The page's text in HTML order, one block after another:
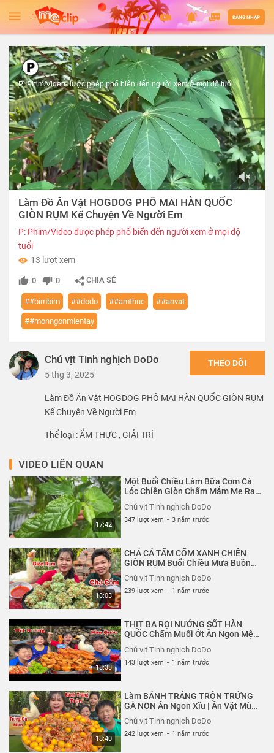
ĐĂNG NHẬP
16:59
P: Phim/Video được phép phổ biến đến người xem ở mọi độ tuổi
Làm Đồ Ăn Vặt HOGDOG PHÔ MAI HÀN QUỐC
GIÒN RỤM Kể Chuyện Về Người Em
P: Phim/Video được phép phổ biến đến người xem ở mọi độ
tuổi
13 lượt xem
0 0 CHIA SẺ
##bimbim ##dodo ##amthuc ##anvat
##monngonmientay
Chú vịt Tinh nghịch DoDo
5 thg 3, 2025
THEO DÕI
Làm Đồ Ăn Vặt HOGDOG PHÔ MAI HÀN QUỐC GIÒN RỤM
Kể Chuyện Về Người Em
Thể loại :ẨM THỰC , GIẢI TRÍ
VIDEO LIÊN QUAN
17:42
Một Buổi Chiều Làm Bữa Cơm Cá
Lóc Chiên Giòn Chấm Mắm Me Rau
Chú vịt Tinh nghịch DoDo
347 lượt xem - 3 năm trước
13:03
CHẢ CÁ TẨM CỐM XANH CHIÊN
GIÒN RỤM Buổi Chiều Mưa Buồn
Cùng Em Trai. Bim Bim Ăn Quá Trời
Chú vịt Tinh nghịch DoDo
239 lượt xem - 1 năm trước
18:38
THỊT BA RỌI NƯỚNG SỐT HÀN
QUỐC Chấm Muối Ớt Ăn Ngon Mệt
Xỉu Cùng Bầy Trẻ Trâu và Bim Bim
Thúi
Chú vịt Tinh nghịch DoDo
143 lượt xem - 1 năm trước
18:40
Làm BÁNH TRÁNG TRỘN TRỨNG
GÀ NON Ăn Ngon Xĩu | Ăn Vặt Mùa
Hè Cùng Tiểu Bim Bim và Bầy Trẻ
Trâu
Chú vịt Tinh nghịch DoDo
242 lượt xem - 1 năm trước